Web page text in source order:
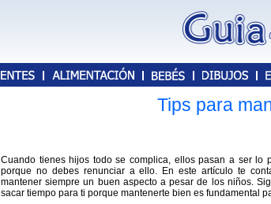
Tips para
Cuando tienes hijos todo se complica, ellos pasan a ser lo
porque no debes renunciar a ello. En este artículo te
mantener siempre un buen aspecto a pesar de los niños.
sacar tiempo para ti porque mantenerte bien es fundamental